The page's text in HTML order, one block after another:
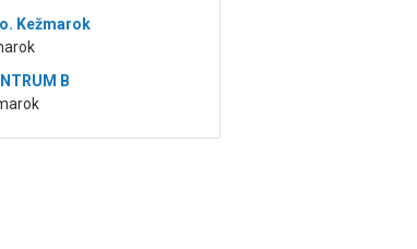
Kežmarok
B